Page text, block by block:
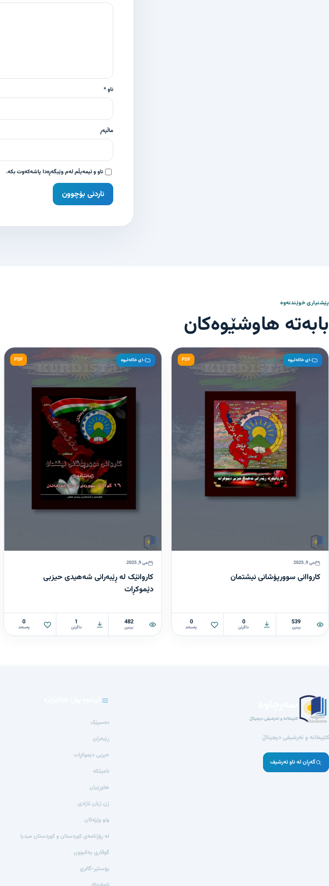
ناو *
ماڵپەڕ
ناو و ئیمەیڵم لەم وێبگەڕەدا پاشەکەوت بکە.
پێشنیاری خوێندنەوە
بابەتە هاوشێوەکان
١٠ی خاکەلیوە PDF
می 9, 2025
کارواانی سوورپۆشانی نیشتمان
539
بینین
0
داگرتن
0
پەسەند
١٠ی خاکەلیوە PDF
می 9, 2025
کاروانێک لە ڕێبەرانی شەهیدی حیزبی
دێموکڕات
482
بینین
1
داگرتن
0
پەسەند
کتێبخانە و ئەرشیفی دیجیتاڵ
کتێبخانە و ئەرشیفی دیجیتاڵ
گەڕان لە ناو ئەرشیف
دەسپێک
ڕێبەران
حیزبی دێموکڕات
نامیلکە
هاوڕێیان
ژن ژیان ئازادی
وتو وێژەکان
لە ڕۆژنامەی کوردستان و کوردستان میدیا
گوڤاری یەکبوون
پۆستێر-گالری